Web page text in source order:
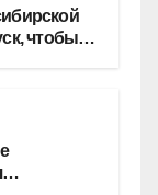
чтобы